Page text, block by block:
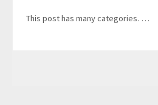
This post has many categories. …